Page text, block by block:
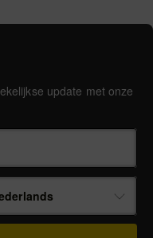
update met onze